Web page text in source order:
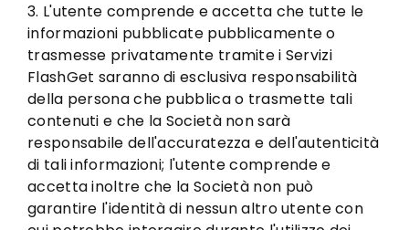
3. L'utente comprende e accetta che tutte le
informazioni pubblicate pubblicamente o
trasmesse privatamente tramite i Servizi
FlashGet saranno di esclusiva responsabilità
della persona che pubblica o trasmette tali
contenuti e che la Società non sarà
responsabile dell'accuratezza e dell'autenticità
di tali informazioni; l'utente comprende e
accetta inoltre che la Società non può
garantire l'identità di nessun altro utente con